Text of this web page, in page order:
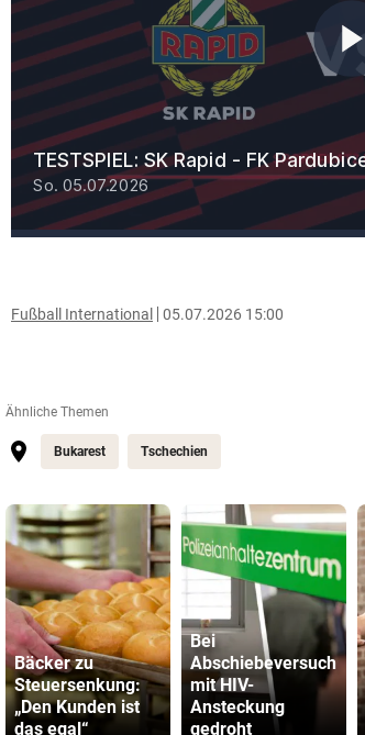
Fußball International 05.07.2026 15:00
Ähnliche Themen
Bukarest Tschechien
Bäcker zu
Steuersenkung:
„Den Kunden ist
das egal“
Bei
Abschiebeversuch
mit HIV-
Ansteckung
gedroht